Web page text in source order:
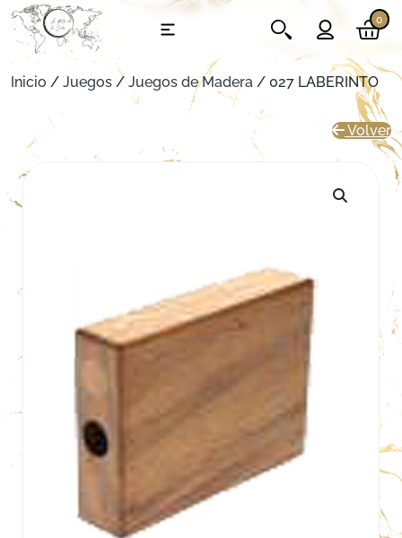
0
Inicio / Juegos /Juegos de Madera / 027 LABERINTO
Volver